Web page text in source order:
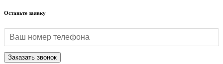
Оставьте заявку